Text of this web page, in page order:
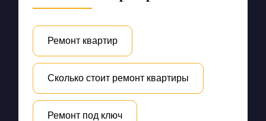
Ремонт квартир
Сколько стоит ремонт квартиры
Ремонт под ключ